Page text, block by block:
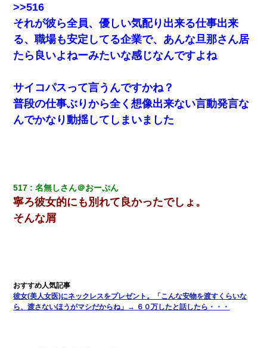
小学生の妹が20代の弟とチューしてるのに、見て見ぬふりの親を
見てから実家を出た。それから15年、妹が弟の子を妊娠したらし
くもう堕胎できない月なんだと母から連絡がきた…｜生活｜ワロ
タあんてな
私「まとめ買いして冷凍ストックしてる」Ａ「ずるい！クレク
レ！」私「なんでよ」Ａ「ケーチ！バーカ！」→ 後日、Ａ旦那が
凸してきた
クラスで一人無口で誰とも話さない男子がいた。→修学旅行に来
なかったその男子に女子達がお土産を渡した。5分後…
の話をしていたA子が事故で亡くなった。→Ａ子のお母さんの話に
驚愕…
>>516
それが彼ら全員、優しい気配り出来る仕事出来
る、職場も安定してる企業で、あんな旦那さん居
たら良いよねーみたいな感じなんですよね
サイコパスって言うんですかね？
普段の仕事ぶりから全く想像出来ない言動発言な
んでかなり動揺してしまいました
517 名無しさん＠おーぷん
寧ろ彼女的にも別れて良かったでしょ。
そんな屑
彼女(美人女医)にネックレスをプレゼント。「こんな安物を渡すくらいな
ら、渡さないほうがマシだからね」→ ６０万したと話したら・・・